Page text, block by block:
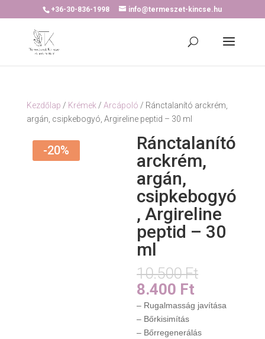
+36-30-836-1998 info@termeszet-kincse.hu
Kezdőlap / Krémek / Arcápoló / Ránctalanító arckrém,
argán, csipkebogyó, Argireline peptid – 30 ml
-20%
Ránctalanító
arckrém,
argán,
csipkebogyó
, Argireline
peptid – 30
ml
10.500Ft
was:
10.500
8.400 Ft
price
is:
8.400 Ft.
– Rugalmasság javítása
– Bőrkisimítás
– Bőrregenerálás